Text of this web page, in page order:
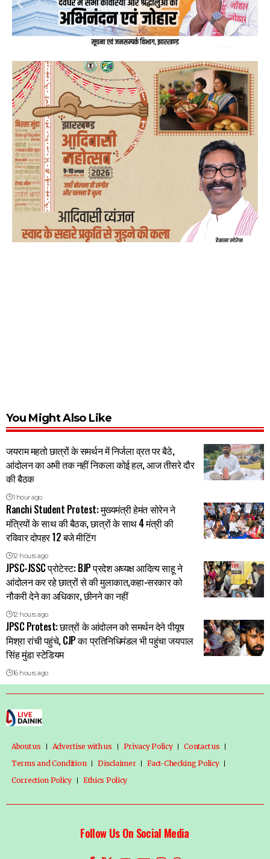
You Might Also Like
जयराम महतो छात्रों के समर्थन में निर्जला व्रत पर बैठे,
आंदोलन का अभी तक नहीं निकला कोई हल, आज तीसरे दौर
की बैठक
1 hour ago
Ranchi Student Protest: मुख्यमंत्री हेमंत सोरेन ने
मंत्रियों के साथ की बैठक, छात्रों के साथ 4 मंत्री की
रविवार दोपहर 12 बजे मीटिंग
12 hours ago
JPSC-JSSC प्रोटेस्ट: BJP प्रदेश अघ्यक्ष आदित्य साहू ने
आंदोलन कर रहे छात्रों से की मुलाकात,कहा-सरकार को
नौकरी देने का अधिकार, छीनने का नहीं
12 hours ago
JPSC Protest: छात्रों के आंदोलन को समर्थन देने पीयूष
मिश्रा रांची पहुंचे, CJP का प्रतिनिधिमंडल भी पहुंचा जयपाल
सिंह मुंडा स्टेडियम
16 hours ago
About us Advertise with us Privacy Policy
Contact us
Terms and Condition
Disclaimer
Fact-Checking Policy
Correction Policy
Ethics Policy
Follow Us On Social Media